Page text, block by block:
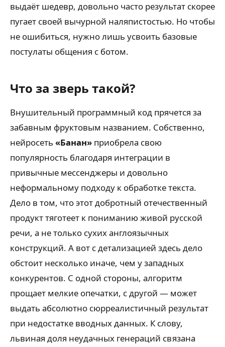
выдаёт шедевр, довольно часто результат скорее
пугает своей вычурной наляпистостью. Но чтобы
не ошибиться, нужно лишь усвоить базовые
постулаты общения с ботом.
Что за зверь такой?
Внушительный программный код прячется за
забавным фруктовым названием. Собственно,
нейросеть «Банан» приобрела свою
популярность благодаря интеграции в
привычные мессенджеры и довольно
неформальному подходу к обработке текста.
Дело в том, что этот добротный отечественный
продукт тяготеет к пониманию живой русской
речи, а не только сухих англоязычных
конструкций. А вот с детализацией здесь дело
обстоит несколько иначе, чем у западных
конкурентов. С одной стороны, алгоритм
прощает мелкие опечатки, с другой — может
выдать абсолютно сюрреалистичный результат
при недостатке вводных данных. К слову,
львиная доля неудачных генераций связана